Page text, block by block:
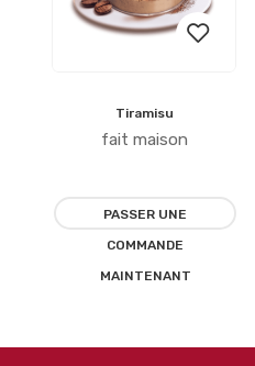
liste
d’envies
Tiramisu
fait maison
PASSER UNE
COMMANDE
MAINTENANT